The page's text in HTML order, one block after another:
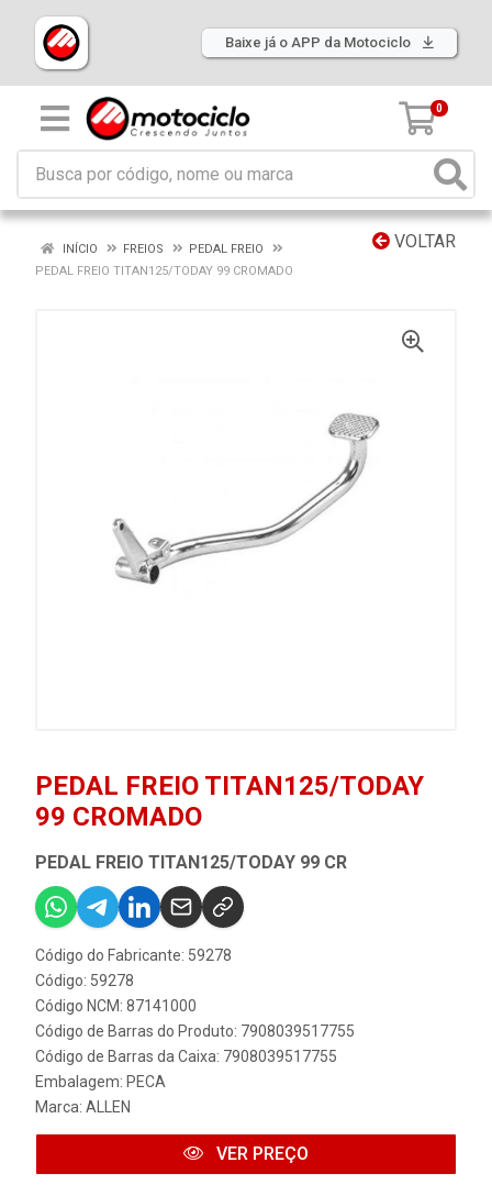
Baixe já o APP da Motociclo
0
VOLTAR
INÍCIO FREIOS
PEDAL FREIO
PEDAL FREIO TITAN125/TODAY 99 CROMADO
PEDAL FREIO TITAN125/TODAY
99 CROMADO
PEDAL FREIO TITAN125/TODAY 99 CR
Código do Fabricante: 59278
Código: 59278
Código NCM: 87141000
Código de Barras do Produto: 7908039517755
Código de Barras da Caixa: 7908039517755
Embalagem: PECA
Marca: ALLEN
VER PREÇO